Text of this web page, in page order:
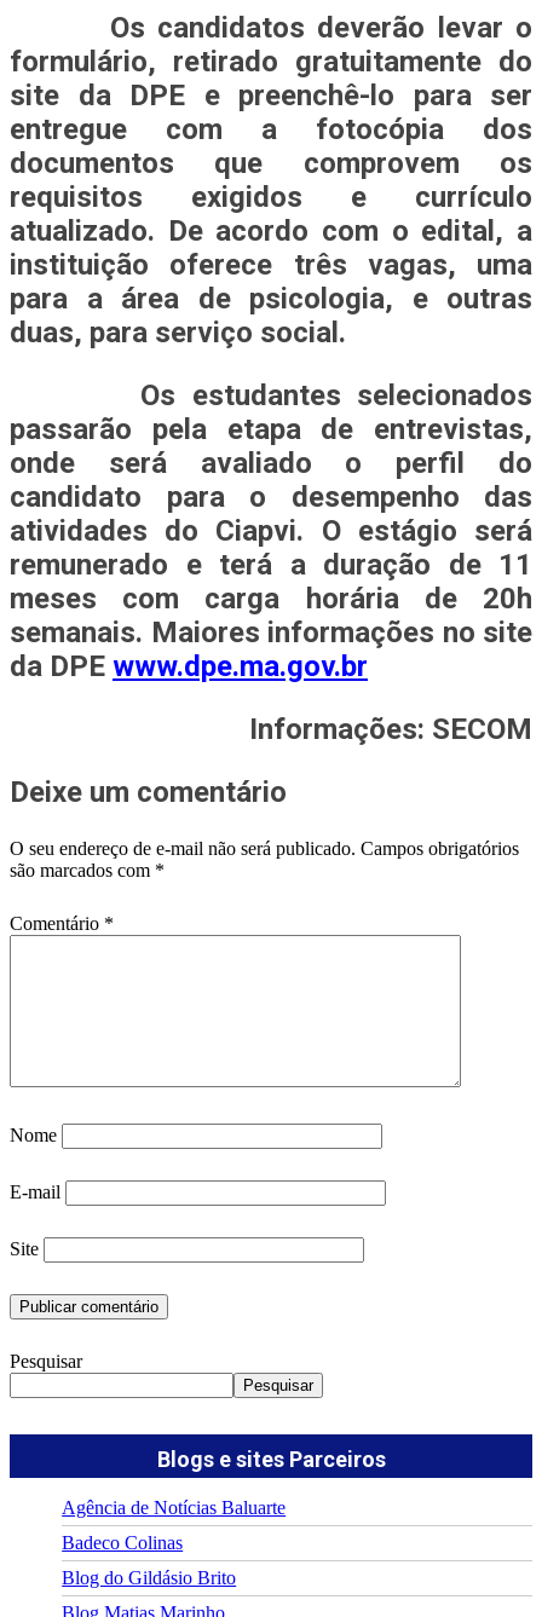
Os candidatos deverão levar o
formulário, retirado gratuitamente do
site da DPE e preenchê-lo para ser
entregue com a fotocópia dos
documentos que comprovem os
requisitos exigidos e currículo
atualizado. De acordo com o edital, a
instituição oferece três vagas, uma
para a área de psicologia, e outras
duas, para serviço social.
Os estudantes selecionados
passarão pela etapa de entrevistas,
onde será avaliado o perfil do
candidato para o desempenho das
atividades do Ciapvi. O estágio será
remunerado e terá a duração de 11
meses com carga horária de 20h
semanais. Maiores informações no site
da DPE www.dpe.ma.gov.br
Informações: SECOM
Deixe um comentário
O seu endereço de e-mail não será publicado. Campos obrigatórios
são marcados com *
Comentário *
Nome
E-mail
Site
Pesquisar
Pesquisar
Blogs e sites Parceiros
Agência de Notícias Baluarte
Badeco Colinas
Blog do Gildásio Brito
Blog Matias Marinho